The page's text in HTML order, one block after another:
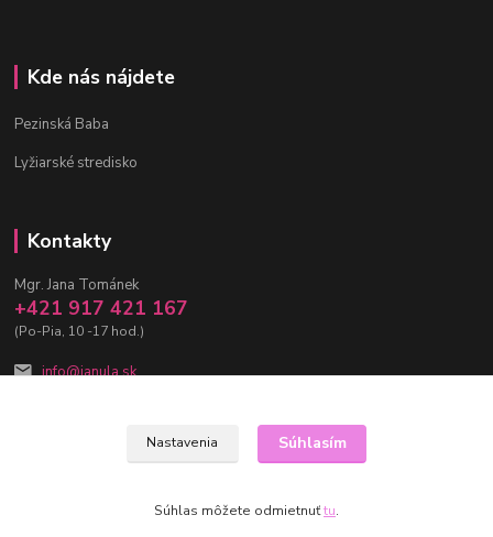
Kde nás nájdete
Pezinská Baba
Lyžiarské stredisko
Kontakty
Mgr. Jana Tománek
+421 917 421 167
(Po-Pia, 10 -17 hod.)
info@janula.sk
Nastavenia Súhlasím
Súhlas môžete odmietnuťtu.